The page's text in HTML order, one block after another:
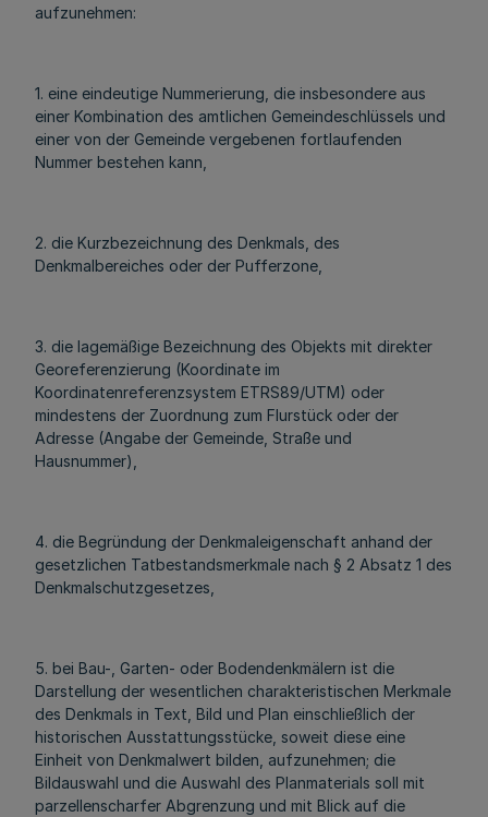
aufzunehmen:
1. eine eindeutige Nummerierung, die insbesondere aus
einer Kombination des amtlichen Gemeindeschlüssels und
einer von der Gemeinde vergebenen fortlaufenden
Nummer bestehen kann,
2. die Kurzbezeichnung des Denkmals, des
Denkmalbereiches oder der Pufferzone,
3. die lagemäßige Bezeichnung des Objekts mit direkter
Georeferenzierung (Koordinate im
Koordinatenreferenzsystem ETRS89/UTM) oder
mindestens der Zuordnung zum Flurstück oder der
Adresse (Angabe der Gemeinde, Straße und
Hausnummer),
4. die Begründung der Denkmaleigenschaft anhand der
gesetzlichen Tatbestandsmerkmale nach § 2 Absatz 1 des
Denkmalschutzgesetzes,
5. bei Bau-, Garten- oder Bodendenkmälern ist die
Darstellung der wesentlichen charakteristischen Merkmale
des Denkmals in Text, Bild und Plan einschließlich der
historischen Ausstattungsstücke, soweit diese eine
Einheit von Denkmalwert bilden, aufzunehmen; die
Bildauswahl und die Auswahl des Planmaterials soll mit
parzellenscharfer Abgrenzung und mit Blick auf die